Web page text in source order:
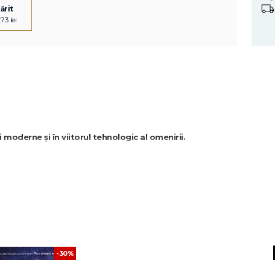
lei
și în viitorul tehnologic al omenirii.
Michio Kaku, unul dintre cei mai cunoscuți popularizatori ai științei din lume.
civilizației umane, aceste volume transformă cele mai complexe idei
-30%